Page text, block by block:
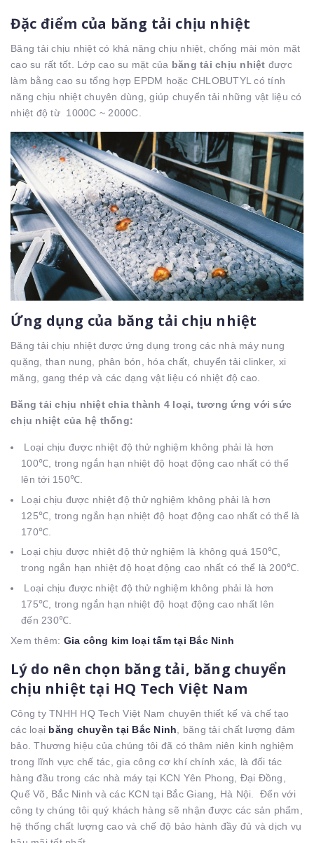
Đặc điểm của băng tải chịu nhiệt
Băng tải chịu nhiệt có khả năng chịu nhiệt, chống mài mòn mặt
cao su rất tốt. Lớp cao su mặt của băng tải chịu nhiệt được
làm bằng cao su tổng hợp EPDM hoặc CHLOBUTYL có tính
năng chịu nhiệt chuyên dùng, giúp chuyển tải những vật liệu có
nhiệt độ từ 1000C ~ 2000C.
Ứng dụng của băng tải chịu nhiệt
Băng tải chịu nhiệt được ứng dụng trong các nhà máy nung
quặng, than nung, phân bón, hóa chất, chuyển tải clinker, xi
măng, gang thép và các dạng vật liệu có nhiệt độ cao.
Băng tải chịu nhiệt chia thành 4 loại, tương ứng với sức
chịu nhiệt của hệ thống:
Loại chịu được nhiệt độ thử nghiệm không phải là hơn
100℃, trong ngắn hạn nhiệt độ hoạt động cao nhất có thể
lên tới 150℃.
Loại chịu được nhiệt độ thử nghiệm không phải là hơn
125℃, trong ngắn hạn nhiệt độ hoạt động cao nhất có thể là
170℃.
Loại chịu được nhiệt độ thử nghiệm là không quá 150℃,
trong ngắn hạn nhiệt độ hoạt động cao nhất có thể là 200℃.
Loại chịu được nhiệt độ thử nghiệm không phải là hơn
175℃, trong ngắn hạn nhiệt độ hoạt động cao nhất lên
đến 230℃.
Xem thêm: Gia công kim loại tấm tại Bắc Ninh
Lý do nên chọn băng tải, băng chuyển
chịu nhiệt tại HQ Tech Việt Nam
Công ty TNHH HQ Tech Việt Nam chuyên thiết kế và chế tạo
các loại băng chuyền tại Bắc Ninh , băng tải chất lượng đảm
bảo. Thương hiệu của chúng tôi đã có thâm niên kinh nghiệm
trong lĩnh vực chế tác, gia công cơ khí chính xác, là đối tác
hàng đầu trong các nhà máy tại KCN Yên Phong, Đại Đồng,
Quế Võ, Bắc Ninh và các KCN tại Bắc Giang, Hà Nội. Đến với
công ty chúng tôi quý khách hàng sẽ nhận được các sản phẩm,
hệ thống chất lượng cao và chế độ bảo hành đầy đủ và dịch vụ